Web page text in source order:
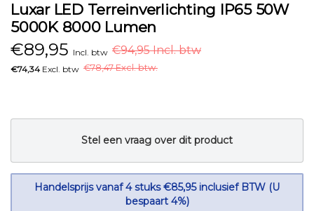
Luxar LED Terreinverlichting IP65 50W
5000K 8000 Lumen
€89,95 Incl. btw €94,95 Incl. btw
€74,34Excl. btw €78,47 Excl. btw.
Stel een vraag over dit product
Handelsprijs vanaf 4 stuks €85,95 inclusief BTW (U
bespaart 4%)